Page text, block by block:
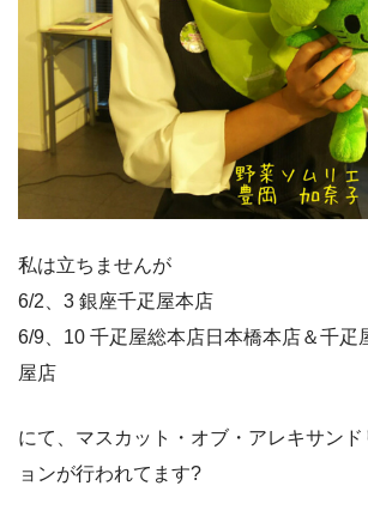
私は立ちませんが
6/2、3 銀座千疋屋本店
6/9、10 千疋屋総本店日本橋本店＆千疋
屋店
にて、マスカット・オブ・アレキサン
ョンが行われてます?